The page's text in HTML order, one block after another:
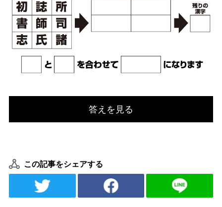
答えを見る
この記事をシェアする